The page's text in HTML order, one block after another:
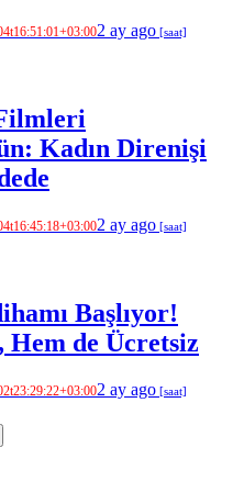
2 ay ago
Kadın Direnişi
2 ay ago
Başlıyor!
Hem de Ücretsiz
2 ay ago